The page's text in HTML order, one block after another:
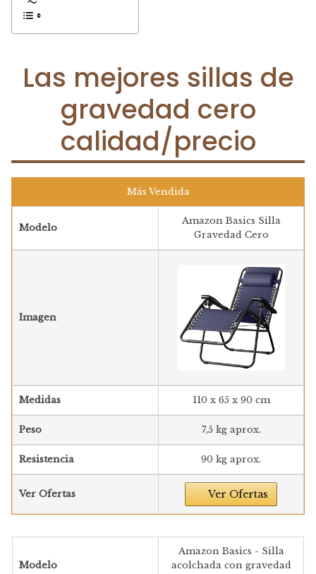
Las mejores sillas de
gravedad cero
calidad/precio
Más Vendida
Modelo
Amazon Basics Silla
Gravedad Cero
Imagen
Medidas 110 x 65 x 90 cm
Peso 7,5 kg aprox.
Resistencia 90 kg aprox.
Ver Ofertas Ver Ofertas
Modelo
Amazon Basics - Silla
acolchada con gravedad